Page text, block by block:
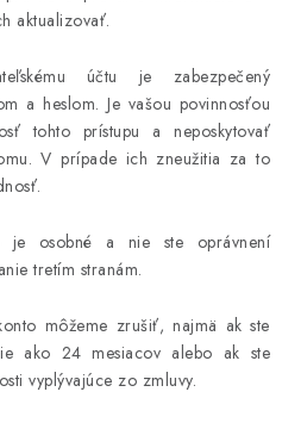
aktualizovať.
účtu je zabezpečený
a heslom. Je vašou povinnosťou
tohto prístupu a neposkytovať
V prípade ich zneužitia za to
je osobné a nie ste oprávnení
tretím stranám.
môžeme zrušiť, najmä ak ste
ako 24 mesiacov alebo ak ste
vyplývajúce zo zmluvy.